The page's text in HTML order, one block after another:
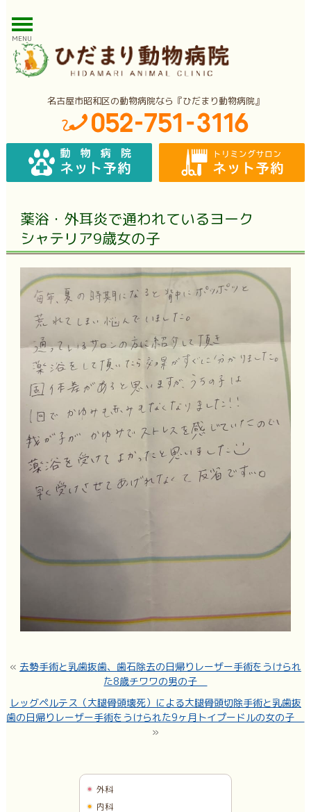
MENU
名古屋市昭和区の動物病院なら『ひだまり動物病院』
薬浴・外耳炎で通われているヨーク
シャテリア9歳女の子
« 去勢手術と乳歯抜歯、歯石除去の日帰りレーザー手術をうけられ
た8歳チワワの男の子
レッグペルテス（大腿骨頭壊死）による大腿骨頭切除手術と乳歯抜
歯の日帰りレーザー手術をうけられた9ヶ月トイプードルの女の子
»
外科
内科